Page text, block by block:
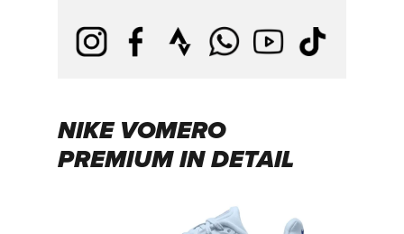
NIKE VOMERO
PREMIUM IN DETAIL